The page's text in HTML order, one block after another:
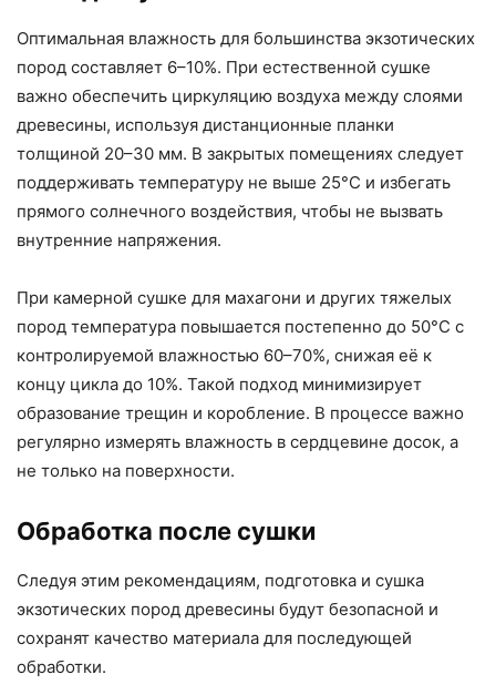
Оптимальная влажность для большинства экзотических
пород составляет 6–10%. При естественной сушке
важно обеспечить циркуляцию воздуха между слоями
древесины, используя дистанционные планки
толщиной 20–30 мм. В закрытых помещениях следует
поддерживать температуру не выше 25°C и избегать
прямого солнечного воздействия, чтобы не вызвать
внутренние напряжения.
При камерной сушке для махагони и других тяжелых
пород температура повышается постепенно до 50°C с
контролируемой влажностью 60–70%, снижая её к
концу цикла до 10%. Такой подход минимизирует
образование трещин и коробление. В процессе важно
регулярно измерять влажность в сердцевине досок, а
не только на поверхности.
Обработка после сушки
Следуя этим рекомендациям, подготовка и сушка
экзотических пород древесины будут безопасной и
сохранят качество материала для последующей
обработки.